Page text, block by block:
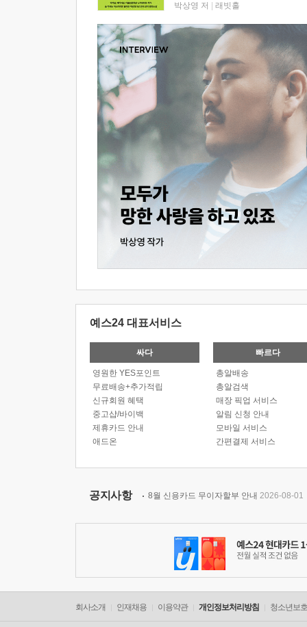
박상영 저 래빗홀
예스24 대표서비스
싸다
영원한 YES포인트
무료배송+추가적립
신규회원 혜택
중고샵/바이백
제휴카드 안내
애드온
빠르다
총알배송
총알검색
매장 픽업 서비스
알림 신청 안내
모바일 서비스
간편결제 서비스
공지사항 8월 신용카드 무이자할부 안내 2026-08-01
회사소개 인재채용 이용약관 개인정보처리방침 청소년보